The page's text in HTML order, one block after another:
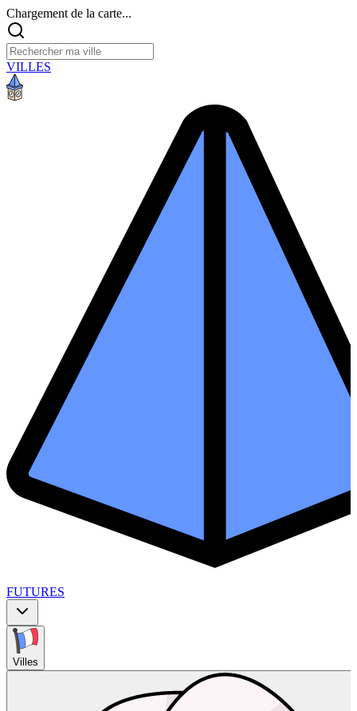
Chargement de la carte...
VILLES
FUTURES
Villes